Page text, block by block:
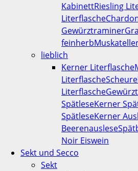
KabinettRiesling
Literflasche
Gewürztraminer
feinherb
lieblich
Kerner Literflasche
Literflasche
Literflasche
SpätleseKerner
SpätleseKerner
Beerenauslese
Noir Eiswein
Sekt und Secco
Sekt